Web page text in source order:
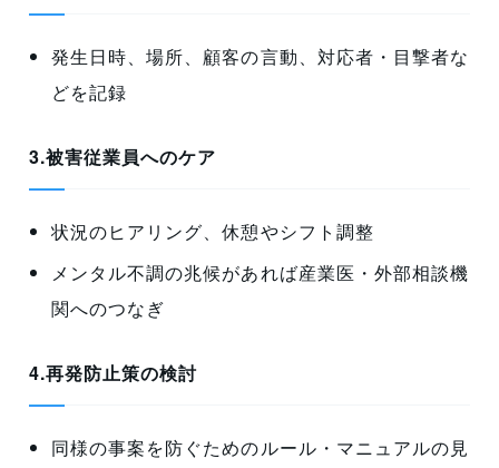
発生日時、場所、顧客の言動、対応者・目撃者な
どを記録
3.被害従業員へのケア
状況のヒアリング、休憩やシフト調整
メンタル不調の兆候があれば産業医・外部相談機
関へのつなぎ
4.再発防止策の検討
同様の事案を防ぐためのルール・マニュアルの見